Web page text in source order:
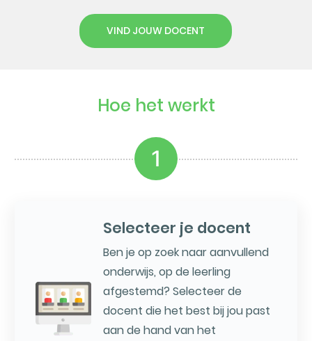
VIND JOUW DOCENT
Hoe het werkt
1
Selecteer je docent
Ben je op zoek naar aanvullend
onderwijs, op de leerling
afgestemd? Selecteer de
docent die het best bij jou past
aan de hand van het